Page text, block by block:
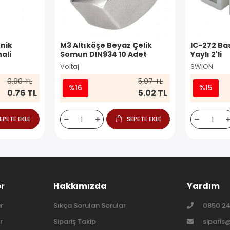
0.90 TL
0.76 TL
EKLE
M3 Altıköşe Beyaz Çelik
Somun DIN934 10 Adet
Voltaj
%16
5.97 TL
5.02 TL
SEPETE EKLE
IC-272
Yaylı 2'li
SWION
%15
Hakkımızda
Sıkça Sorulan Sorular
Sipariş Takip
Yardım
0850